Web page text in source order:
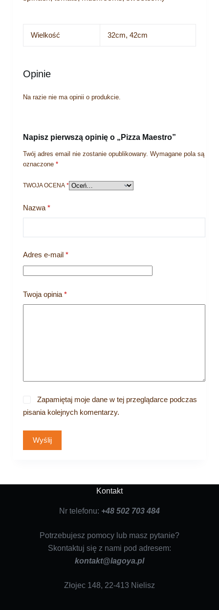
Wielkość 32cm, 42cm
Opinie
Na razie nie ma opinii o produkcie.
Napisz pierwszą opinię o „Pizza Maestro”
Twój adres email nie zostanie opublikowany. Wymagane pola są
oznaczone *
TWOJA OCENA *
Nazwa*
Adres e-mail*
Twoja opinia *
Zapamiętaj moje dane w tej przeglądarce podczas
pisania kolejnych komentarzy.
Wyślij
Kontakt
Nr telefonu: +48 502 703 484
Potrzebujesz pomocy lub masz pytanie?
Skontaktuj się z nami pod adresem:
kontakt@lagoya.pl
Złojec 148, 22-413 Nielisz